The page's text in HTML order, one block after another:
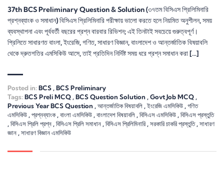
37th BCS Preliminary Question & Solution (৩৭তম বিসিএস প্রিলিমিনারি
প্রশ্নব্যাংক ও সমাধান) বিসিএস প্রিলিমিনারি পরীক্ষায় ভালো করতে হলে নিয়মিত অনুশীলন, সময়
ব্যবস্থাপনা এবং পূর্ববর্তী বছরের প্রশ্ন বারবার রিভিশন; এই তিনটাই সবচেয়ে গুরুত্বপূর্ণ।
প্রিলিতে সাধারণত বাংলা, ইংরেজি, গণিত, সাধারণ বিজ্ঞান, বাংলাদেশ ও আন্তর্জাতিক বিষয়াবলি
থেকে দ্রুতগতির এমসিকিউ আসে, তাই প্রতিদিন নির্দিষ্ট সময় ধরে প্রশ্ন সমাধান করা […]
Posted in:BCS , BCS Preliminary
Tags:BCS Preli MCQ , BCS Question Solution , Govt Job MCQ ,
Previous Year BCS Question , আন্তর্জাতিক বিষয়াবলি , ইংরেজি এমসিকিউ , গণিত
এমসিকিউ , প্রশ্নব্যাংক, বাংলা এমসিকিউ , বাংলাদেশ বিষয়াবলি , বিসিএস এমসিকিউ , বিসিএস প্রস্তুতি
, বিসিএস প্রিলি প্রশ্ন , বিসিএস প্রিলি সমাধান , বিসিএস প্রিলিমিনারি , সরকারি চাকরি প্রস্তুতি, সাধারণ
জ্ঞান , সাধারণ বিজ্ঞান এমসিকিউ